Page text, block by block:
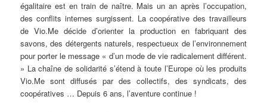
égalitaire est en train de naître. Mais un an après l’occupation,
des conflits internes surgissent. La coopérative des travailleurs
de Vio.Me décide d’orienter la production en fabriquant des
savons, des détergents naturels, respectueux de l’environnement
pour porter le message « d’un mode de vie radicalement différent.
» La chaîne de solidarité s’étend à toute l’Europe où les produits
Vio.Me sont diffusés par des collectifs, des syndicats, des
coopératives … Depuis 6 ans, l’aventure continue !